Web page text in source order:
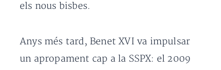
els nous bisbes.
Anys més tard, Benet XVI va impulsar
un apropament cap a la SSPX: el 2009